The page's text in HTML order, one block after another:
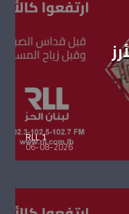
RLL 1
06-08-2026